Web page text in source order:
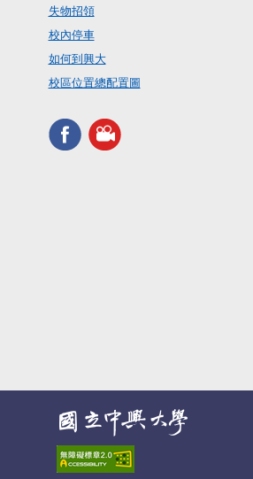
失物招領
校內停車
如何到興大
校區位置總配置圖